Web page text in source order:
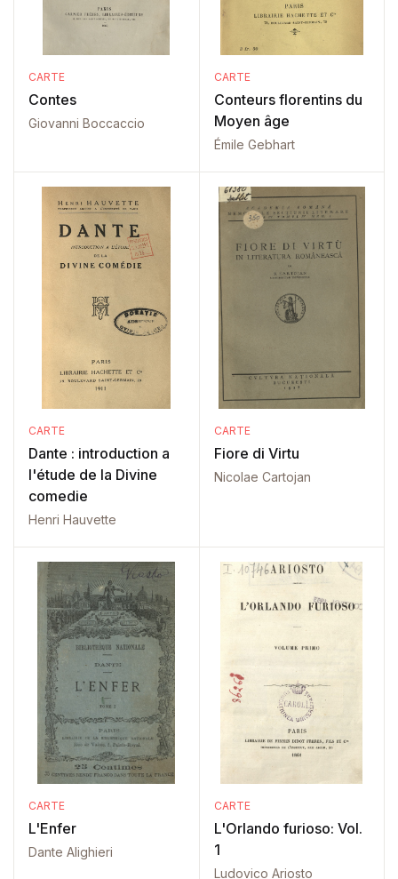
CARTE
Contes
Giovanni Boccaccio
CARTE
Conteurs florentins du
Moyen âge
Émile Gebhart
CARTE
Dante : introduction a
l'étude de la Divine
comedie
Henri Hauvette
CARTE
Fiore di Virtu
Nicolae Cartojan
CARTE
L'Enfer
Dante Alighieri
CARTE
L'Orlando furioso: Vol.
1
Ludovico Ariosto